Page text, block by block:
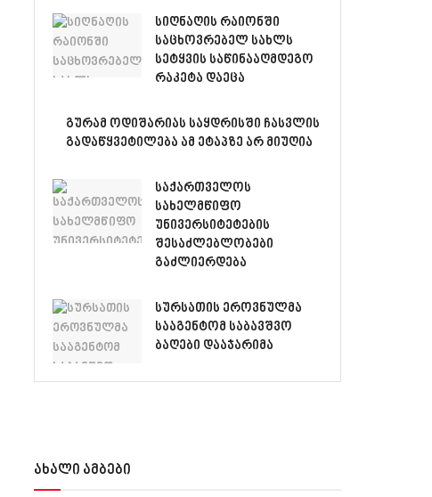
სიღნაღის რაიონში
საცხოვრებელ სახლს
სეტყვის საწინააღმდეგო
რაკეტა დაეცა
გურამ ოდიშარიას საყდრისში ჩასვლის
გადაწყვეტილება ამ ეტაპზე არ მიუღია
საქართველოს
სახელმწიფო
უნივერსიტეტების
შესაძლებლობები
გაძლიერდება
სურსათის ეროვნულმა
სააგენტომ საბავშვო
ბაღები დააჯარიმა
ახალი ამბები